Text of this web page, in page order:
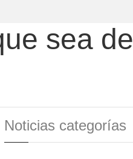
sea de
Noticias categorías